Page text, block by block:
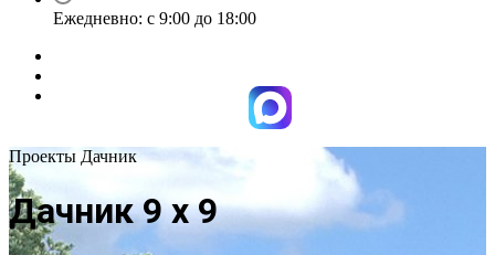
Ежедневно: с 9:00 до 18:00
Проекты Дачник
Дачник 9 х 9